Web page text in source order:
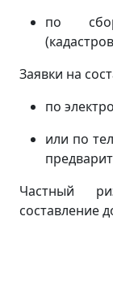
по
Заявки на
по
или по
Частный
составление